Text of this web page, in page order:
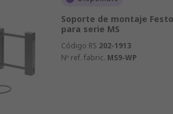
Soporte de montaje
para serie MS
Código RS 202-1913
Nº ref. fabric. MS9-WP